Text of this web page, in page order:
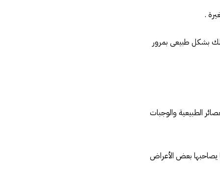
بشكل طبيعى بمرور
الطبيعية والوجبات
يصاحبها بعض الأعراض